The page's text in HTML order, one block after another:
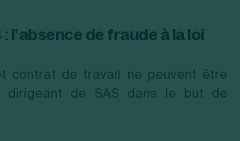
l’absence de fraude à la loi
contrat de travail ne peuvent être
dirigeant de SAS dans le but de